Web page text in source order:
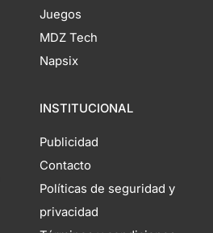
Juegos
MDZ Tech
Napsix
INSTITUCIONAL
Publicidad
Contacto
Políticas de seguridad y
privacidad